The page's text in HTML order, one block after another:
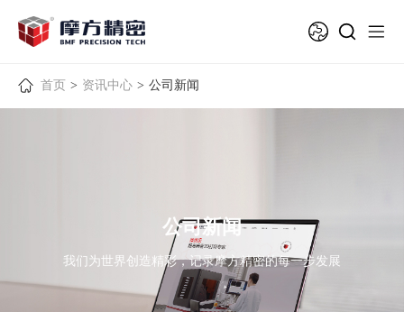
首页 > 资讯中心 > 公司新闻
公司新闻
我们为世界创造精彩，记录摩方精密的每一步发展